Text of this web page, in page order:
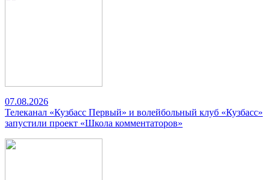
07.08.2026
Телеканал «Кузбасс Первый» и волейбольный клуб «Кузбасс»
запустили проект «Школа комментаторов»